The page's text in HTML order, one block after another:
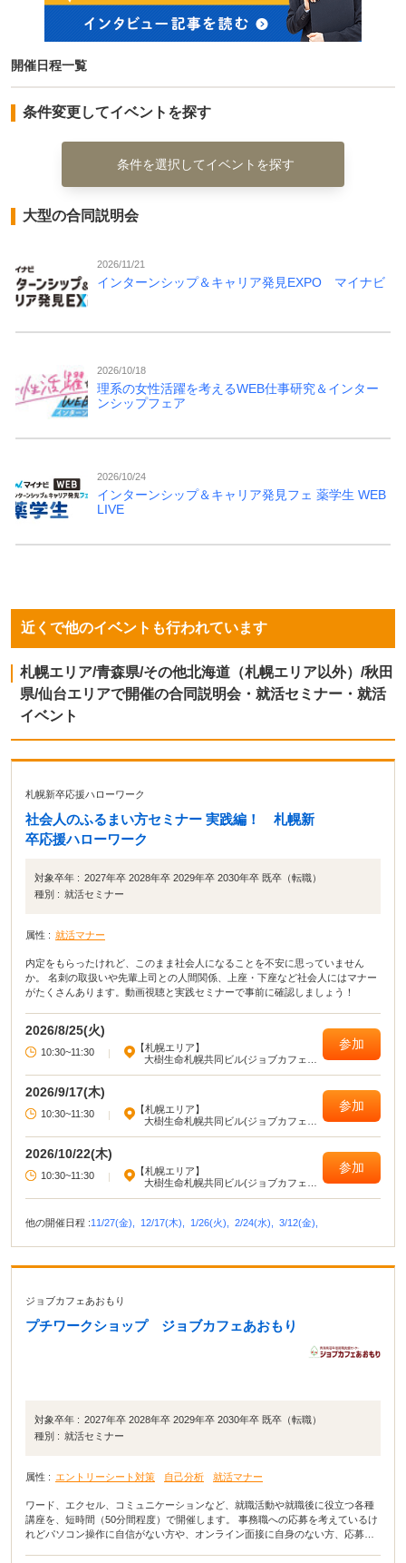
開催日程一覧
条件変更してイベントを探す
条件を選択してイベントを探す
大型の合同説明会
2026/11/21
インターンシップ＆キャリア発見EXPO マイナビ
2026/10/18
理系の女性活躍を考えるWEB仕事研究＆インター
ンシップフェア
2026/10/24
インターンシップ＆キャリア発見フェ 薬学生 WEB
LIVE
近くで他のイベントも行われています
札幌エリア/青森県/その他北海道（札幌エリア以外）/秋田
県/仙台エリアで開催の合同説明会・就活セミナー・就活
イベント
札幌新卒応援ハローワーク
社会人のふるまい方セミナー 実践編！ 札幌新
卒応援ハローワーク
対象卒年 : 2027年卒 2028年卒 2029年卒 2030年卒 既卒（転職）
種別 : 就活セミナー
属性 : 就活マナー
内定をもらったけれど、このまま社会人になることを不安に思っていません
か。 名刺の取扱いや先輩上司との人間関係、上座・下座など社会人にはマナー
がたくさんあります。動画視聴と実践セミナーで事前に確認しましょう！
2026/8/25(火)
10:30~11:30
【札幌エリア】
大樹生命札幌共同ビル(ジョブカフェ北
参加
2026/9/17(木)
10:30~11:30
【札幌エリア】
大樹生命札幌共同ビル(ジョブカフェ北
参加
2026/10/22(木)
10:30~11:30
【札幌エリア】
大樹生命札幌共同ビル(ジョブカフェ北
参加
他の開催日程 :11/27(金), 12/17(木), 1/26(火), 2/24(水), 3/12(金),
ジョブカフェあおもり
プチワークショップ ジョブカフェあおもり
対象卒年 : 2027年卒 2028年卒 2029年卒 2030年卒 既卒（転職）
種別 : 就活セミナー
属性 : エントリーシート対策 自己分析 就活マナー
ワード、エクセル、コミュニケーションなど、就職活動や就職後に役立つ各種
講座を、短時間（50分間程度）で開催します。 事務職への応募を考えているけ
れどパソコン操作に自信がない方や、オンライン面接に自身のない方、応募書